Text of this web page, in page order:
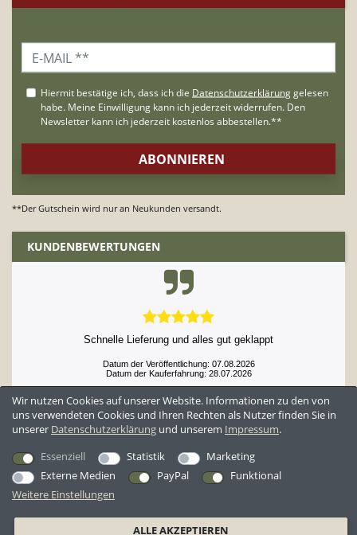
**Der Gutschein wird nur an Neukunden versandt.
KUNDENBEWERTUNGEN
Schnelle Lieferung und alles gut geklappt
Datum der Veröffentlichung: 07.08.2026
Datum der Kauferfahrung: 28.07.2026
Wir nutzen Cookies auf unserer Website. Informationen zu den von
uns verwendeten Cookies und Ihren Rechten als Nutzer finden Sie in
unserer Daten­schutz­erklärung und unserem Impressum.
Essenziell
Statistik
Marketing
Externe Medien
PayPal
Funktional
Weitere Einstellungen
ALLE AKZEPTIEREN